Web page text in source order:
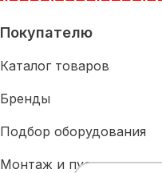
Покупателю
Каталог товаров
Бренды
Подбор оборудования
Монтаж и пусконаладка